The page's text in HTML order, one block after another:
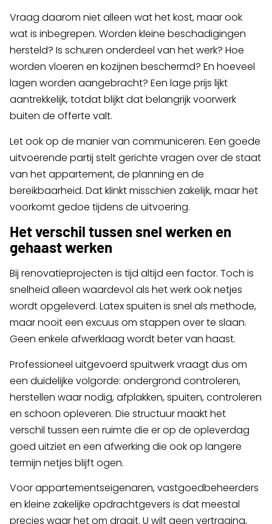
Vraag daarom niet alleen wat het kost, maar ook
wat is inbegrepen. Worden kleine beschadigingen
hersteld? Is schuren onderdeel van het werk? Hoe
worden vloeren en kozijnen beschermd? En hoeveel
lagen worden aangebracht? Een lage prijs lijkt
aantrekkelijk, totdat blijkt dat belangrijk voorwerk
buiten de offerte valt.
Let ook op de manier van communiceren. Een goede
uitvoerende partij stelt gerichte vragen over de staat
van het appartement, de planning en de
bereikbaarheid. Dat klinkt misschien zakelijk, maar het
voorkomt gedoe tijdens de uitvoering.
Het verschil tussen snel werken en
gehaast werken
Bij renovatieprojecten is tijd altijd een factor. Toch is
snelheid alleen waardevol als het werk ook netjes
wordt opgeleverd. Latex spuiten is snel als methode,
maar nooit een excuus om stappen over te slaan.
Geen enkele afwerklaag wordt beter van haast.
Professioneel uitgevoerd spuitwerk vraagt dus om
een duidelijke volgorde: ondergrond controleren,
herstellen waar nodig, afplakken, spuiten, controleren
en schoon opleveren. Die structuur maakt het
verschil tussen een ruimte die er op de opleverdag
goed uitziet en een afwerking die ook op langere
termijn netjes blijft ogen.
Voor appartementseigenaren, vastgoedbeheerders
en kleine zakelijke opdrachtgevers is dat meestal
precies waar het om draait. U wilt geen vertraging,